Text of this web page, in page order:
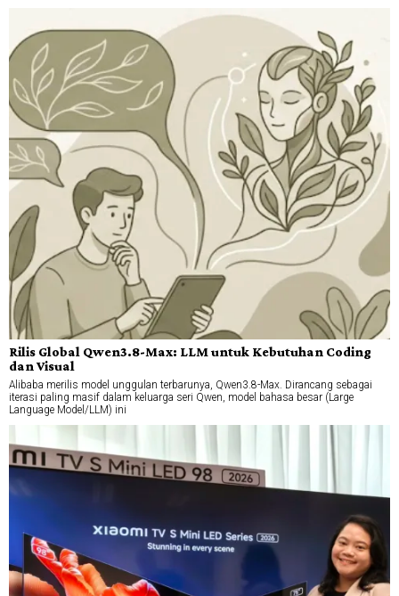
Rilis Global Qwen3.8-Max: LLM untuk Kebutuhan Coding
dan Visual
Alibaba merilis model unggulan terbarunya, Qwen3.8-Max. Dirancang sebagai
iterasi paling masif dalam keluarga seri Qwen, model bahasa besar (Large
Language Model/LLM) ini